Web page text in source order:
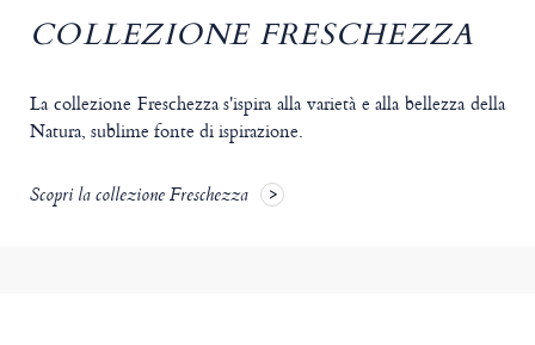
COLLEZIONE FRESCHEZZA
La collezione Freschezza s'ispira alla varietà e alla bellezza della
Natura, sublime fonte di ispirazione.
Scopri la collezione Freschezza